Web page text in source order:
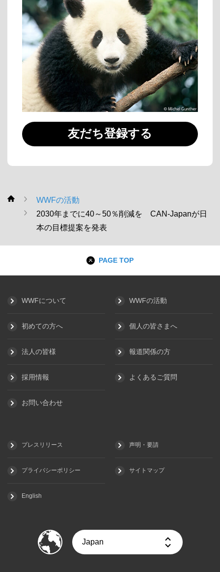
友だち登録する
WWF
WWFの活動
2030年までに40～50％削減を CAN-Japanが日
本の目標提案を発表
PAGE TOP
WWFについて WWFの活動
初めての方へ 個人の皆さまへ
法人の皆様 報道関係の方
採用情報 よくあるご質問
お問い合わせ
プレスリリース 声明・要請
プライバシーポリシー サイトマップ
English